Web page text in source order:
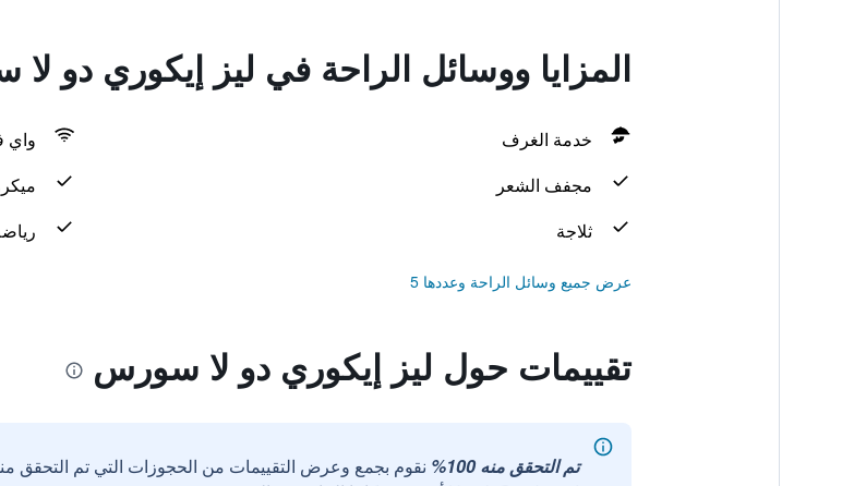
المزايا ووسائل الراحة في ليز إيكوري دو
خدمة الغرف
واي
مجفف الشعر
ثلاجة
عرض جميع وسائل الراحة وعددها 5
تقييمات حول ليز إيكوري دو لا سورس
تم التحقق منه 100%
نقوم بجمع وعرض التقييمات من الحجوزات التي تم التحقق